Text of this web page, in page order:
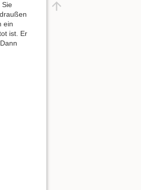
Sie
ein
ist. Er